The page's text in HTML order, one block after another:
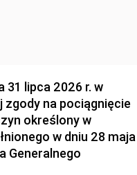
31 lipca 2026 r. w
zgody na pociągnięcie
określony w
w dniu 28 maja
Generalnego